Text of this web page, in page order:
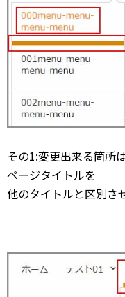
その1:変更出来る箇所
ページタイトルを
他のタイトルと区別さ